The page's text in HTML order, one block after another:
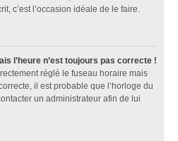
c’est l’occasion idéale de le faire.
l’heure n’est toujours pas correcte !
réglé le fuseau horaire mais
il est probable que l’horloge du
un administrateur afin de lui